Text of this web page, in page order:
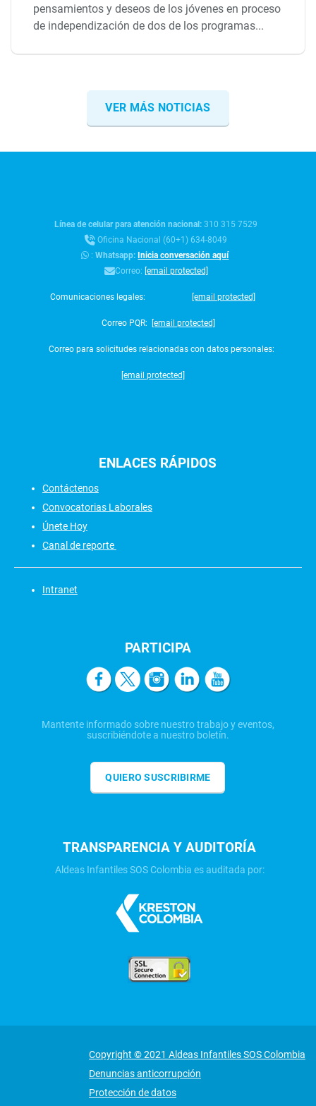
pensamientos y deseos de los jóvenes en proceso
de independización de dos de los programas...
VER MÁS NOTICIAS
Línea de celular para atención nacional:310 315 7529
Oficina Nacional (60+1) 634-8049
:Whatsapp: Inicia conversación aquí
Correo: [email protected]
Comunicaciones legales: [email protected]
Correo PQR: [email protected]
Correo para solicitudes relacionadas con datos personales:
[email protected]
ENLACES RÁPIDOS
Contáctenos
Convocatorias Laborales
Únete Hoy
Canal de reporte
Intranet
PARTICIPA
Mantente informado sobre nuestro trabajo y eventos,
suscribiéndote a nuestro boletín.
QUIERO SUSCRIBIRME
TRANSPARENCIA Y AUDITORÍA
Aldeas Infantiles SOS Colombia es auditada por:
Copyright © 2021 Aldeas Infantiles SOS Colombia
Denuncias anticorrupción
Protección de datos